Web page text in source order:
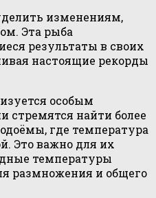
изменениям,
Эта рыба
результаты в своих
настоящие рекорды
особым
стремятся найти более
где температура
Это важно для их
температуры
размножения и общего